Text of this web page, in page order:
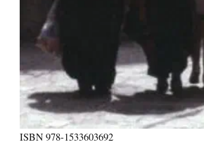
ISBN 978-1533603692